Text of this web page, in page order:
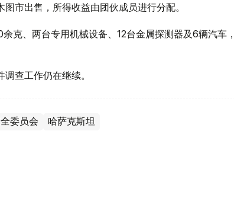
市出售，所得收益由团伙成员进行分配。
克、两台专用机械设备、12台金属探测器及6辆汽车
查工作仍在继续。
委员会 哈萨克斯坦